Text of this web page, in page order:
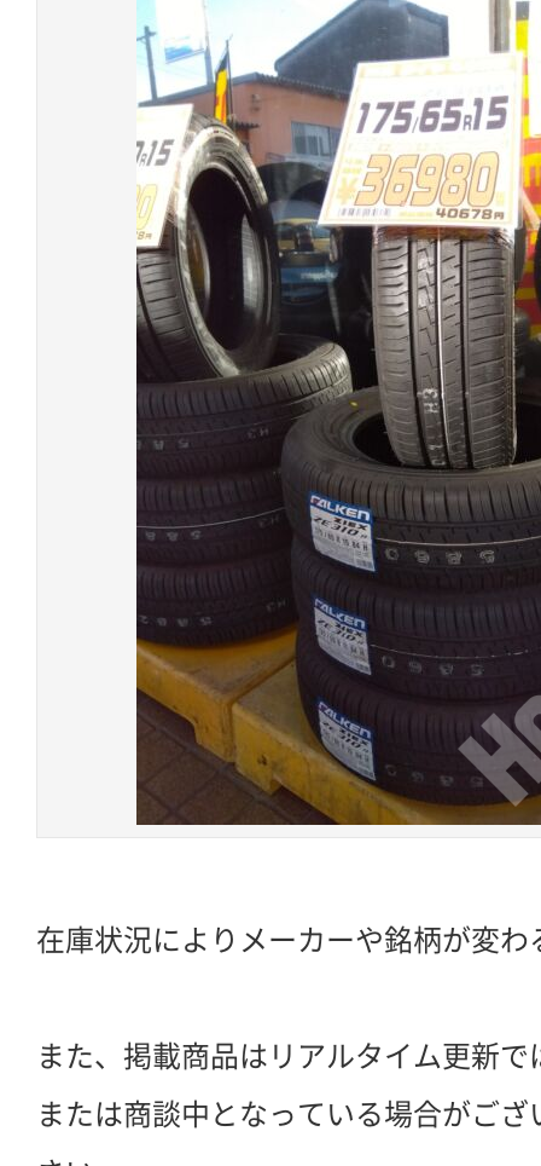
在庫状況によりメーカーや銘柄が変
また、掲載商品はリアルタイム更新
または商談中となっている場合がご